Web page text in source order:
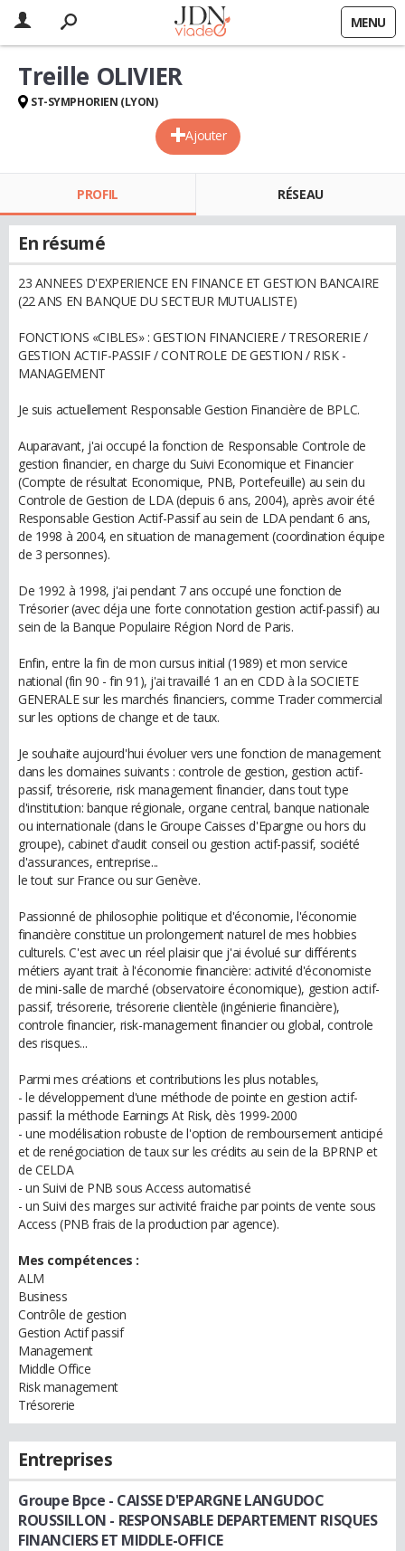
MENU
Ajouter
Treille OLIVIER
ST-SYMPHORIEN (LYON)
PROFIL RÉSEAU
En résumé
23 ANNEES D'EXPERIENCE EN FINANCE ET GESTION BANCAIRE
(22 ANS EN BANQUE DU SECTEUR MUTUALISTE)
FONCTIONS «CIBLES» : GESTION FINANCIERE / TRESORERIE /
GESTION ACTIF-PASSIF / CONTROLE DE GESTION / RISK -
MANAGEMENT
Je suis actuellement Responsable Gestion Financière de BPLC.
Auparavant, j'ai occupé la fonction de Responsable Controle de
gestion financier, en charge du Suivi Economique et Financier
(Compte de résultat Economique, PNB, Portefeuille) au sein du
Controle de Gestion de LDA (depuis 6 ans, 2004), après avoir été
Responsable Gestion Actif-Passif au sein de LDA pendant 6 ans,
de 1998 à 2004, en situation de management (coordination équipe
de 3 personnes).
De 1992 à 1998, j'ai pendant 7 ans occupé une fonction de
Trésorier (avec déja une forte connotation gestion actif-passif) au
sein de la Banque Populaire Région Nord de Paris.
Enfin, entre la fin de mon cursus initial (1989) et mon service
national (fin 90 - fin 91), j'ai travaillé 1 an en CDD à la SOCIETE
GENERALE sur les marchés financiers, comme Trader commercial
sur les options de change et de taux.
Je souhaite aujourd'hui évoluer vers une fonction de management
dans les domaines suivants : controle de gestion, gestion actif-
passif, trésorerie, risk management financier, dans tout type
d'institution: banque régionale, organe central, banque nationale
ou internationale (dans le Groupe Caisses d'Epargne ou hors du
groupe), cabinet d'audit conseil ou gestion actif-passif, société
d'assurances, entreprise...
le tout sur France ou sur Genève.
Passionné de philosophie politique et d'économie, l'économie
financière constitue un prolongement naturel de mes hobbies
culturels. C'est avec un réel plaisir que j'ai évolué sur différents
métiers ayant trait à l'économie financière: activité d'économiste
de mini-salle de marché (observatoire économique), gestion actif-
passif, trésorerie, trésorerie clientèle (ingénierie financière),
controle financier, risk-management financier ou global, controle
des risques...
Parmi mes créations et contributions les plus notables,
- le développement d'une méthode de pointe en gestion actif-
passif: la méthode Earnings At Risk, dès 1999-2000
- une modélisation robuste de l'option de remboursement anticipé
et de renégociation de taux sur les crédits au sein de la BPRNP et
de CELDA
- un Suivi de PNB sous Access automatisé
- un Suivi des marges sur activité fraiche par points de vente sous
Access (PNB frais de la production par agence).
Mes compétences :
ALM
Business
Contrôle de gestion
Gestion Actif passif
Management
Middle Office
Risk management
Trésorerie
Entreprises
Groupe Bpce - CAISSE D'EPARGNE LANGUDOC
ROUSSILLON - RESPONSABLE DEPARTEMENT RISQUES
FINANCIERS ET MIDDLE-OFFICE